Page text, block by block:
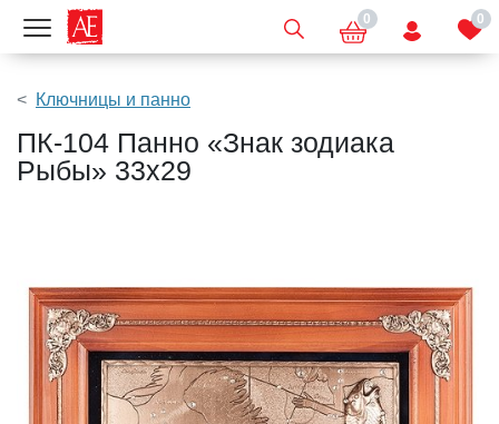
Показать меню 0 0
Ключницы и панно
ПК-104 Панно «Знак зодиака
Рыбы» 33х29